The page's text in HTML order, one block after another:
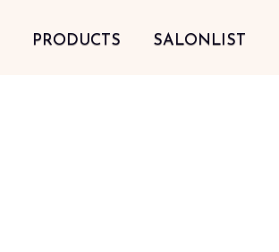
PRODUCTS SALONLIST